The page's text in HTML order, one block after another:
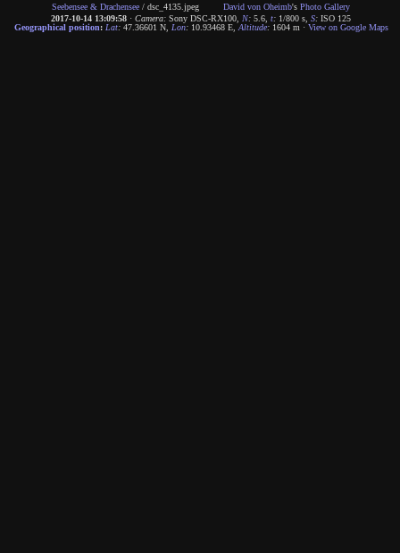
Seebensee & Drachensee / dsc_4135.jpeg David von Oheimb's Photo Gallery
2017-10-14 13:09:58 · Camera: Sony DSC-RX100 N: 5.6 t: 1/800 s S: ISO 125
Geographical position: Lat: 47.36601 N, Lon: 10.93468 E, Altitude: 1604 m · View on Google Maps